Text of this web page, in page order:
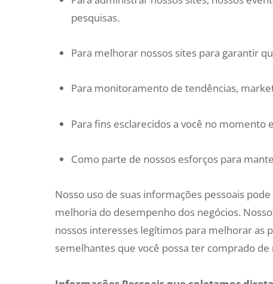
pesquisas.
Para melhorar nossos sites para garantir
Para monitoramento de tendências,
Para fins esclarecidos a você no momento
Como parte de nossos esforços para
Nosso uso de suas informações pessoais
melhoria do desempenho dos negócios.
nossos interesses legítimos para melhorar as
semelhantes que você possa ter comprado